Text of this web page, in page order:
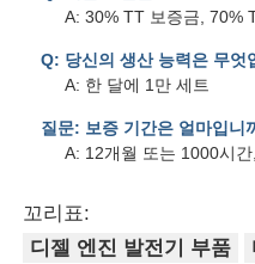
A: 30% TT 보증금, 70%
Q: 당신의 생산 능력은 무엇
A: 한 달에 1만 세트
질문: 보증 기간은 얼마입니
A: 12개월 또는 1000시
꼬리표:
디젤 엔진 발전기 부품